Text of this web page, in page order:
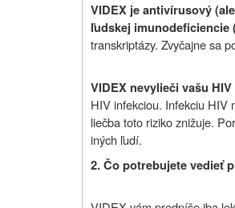
VIDEX je antivírusový
ľudskej imunodeficiencie
transkriptázy. Zvyčajne sa
VIDEX nevylieči vašu
HIV infekciou. Infekciu HIV
liečba toto riziko znižuje.
iných ľudí.
2. Čo potrebujete vedieť